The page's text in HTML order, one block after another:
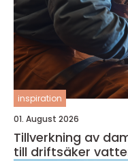
inspiration
01. August 2026
Tillverkning av dammluckor
till driftsäker